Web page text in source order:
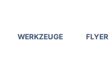
WERKZEUGE FLYER